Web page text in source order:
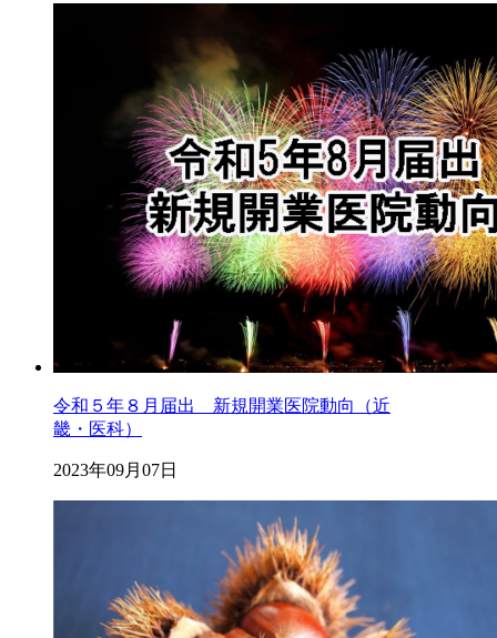
令和５年８月届出 新規開業医院動向（近
畿・医科）
2023年09月07日